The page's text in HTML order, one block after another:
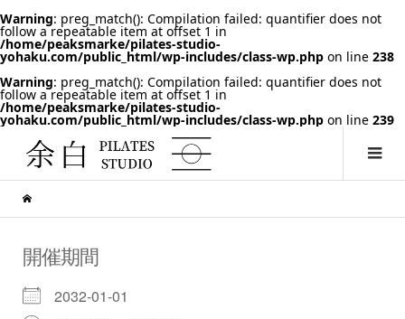
Warning: preg_match(): Compilation failed: quantifier does not
follow a repeatable item at offset 1 in
/home/peaksmarke/pilates-studio-
yohaku.com/public_html/wp-includes/class-wp.php on line 238
Warning: preg_match(): Compilation failed: quantifier does not
follow a repeatable item at offset 1 in
/home/peaksmarke/pilates-studio-
yohaku.com/public_html/wp-includes/class-wp.php on line 239
開催期間
2032-01-01